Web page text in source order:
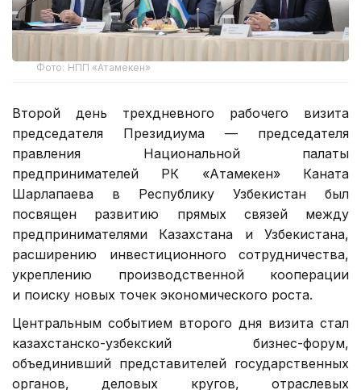
Фото: НПП «Атамекен»
Второй день трехдневного рабочего визита
председателя Президиума — председателя
правления Национальной палаты
предпринимателей РК «Атамекен» Каната
Шарлапаева в Республику Узбекистан был
посвящен развитию прямых связей между
предпринимателями Казахстана и Узбекистана,
расширению инвестиционного сотрудничества,
укреплению производственной кооперации
и поиску новых точек экономического роста.
Центральным событием второго дня визита стал
казахстанско-узбекский бизнес-форум,
объединивший представителей государственных
органов, деловых кругов, отраслевых